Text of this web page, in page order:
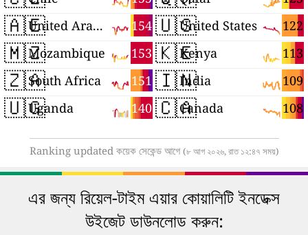
🇦🇪 154
United Arab Emirates
🇲🇿 153
Mozambique
🇿🇦 151
South Africa
🇺🇬 140
Uganda
🇺🇸 122
United States
🇰🇪 113
Kenya
🇮🇳 109
India
🇨🇦 108
Canada
Ranking updated কয়েক সেকেন্ড আগে (৮ আগ ২০২৬, রাত ১২:৪৭ সময়)
এর জন্য রিয়েল-টাইম এয়ার কোয়ালিটি ইনডেক্স
উইজেট ডাউনলোড করুন: